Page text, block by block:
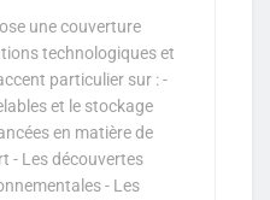
une couverture
technologiques et
particulier sur : -
et le stockage
en matière de
- Les découvertes
- Les